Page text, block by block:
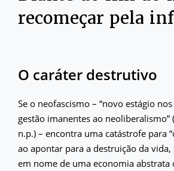
recomeçar pela
O caráter destrutivo
Se o neofascismo – “novo estágio
gestão imanentes ao neoliberalismo”
n.p.) – encontra uma catástrofe para
ao apontar para a destruição da
em nome de uma economia abstrata